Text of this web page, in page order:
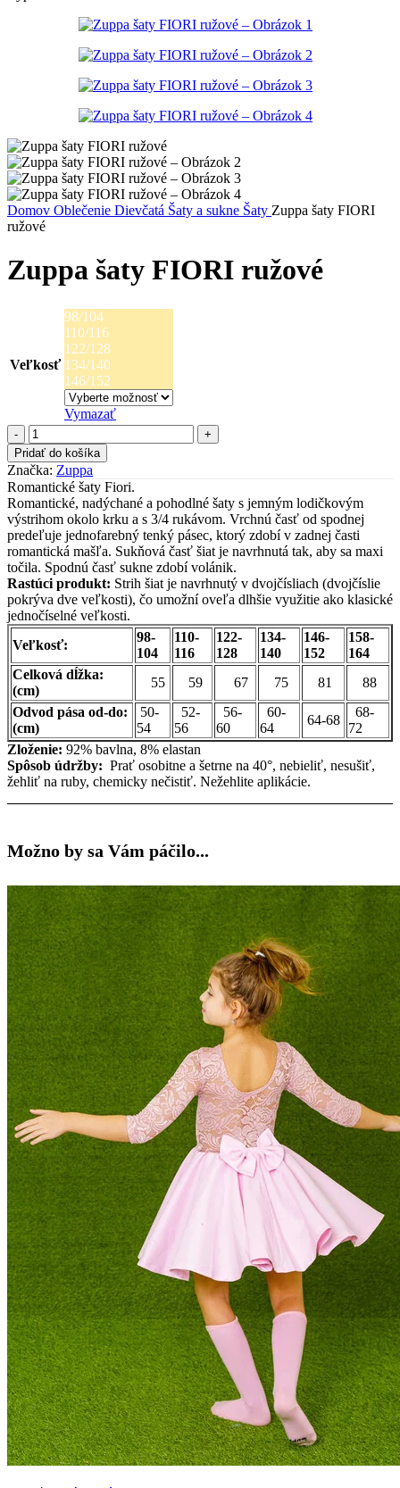
Domov Oblečenie Dievčatá Šaty a sukne Šaty Zuppa šaty FIORI
ružové
Zuppa šaty FIORI ružové
Veľkosť
98/104
110/116
122/128
134/140
146/152
Vymazať
množstvo
Zuppa
šaty
FIORI
ružové
Pridať do košíka
Značka: Zuppa
Romantické šaty Fiori.
Romantické, nadýchané a pohodlné šaty s jemným lodičkovým
výstrihom okolo krku a s 3/4 rukávom. Vrchnú časť od spodnej
predeľuje jednofarebný tenký pásec, ktorý zdobí v zadnej časti
romantická mašľa. Sukňová časť šiat je navrhnutá tak, aby sa maxi
točila. Spodnú časť sukne zdobí volánik.
Rastúci produkt: Strih šiat je navrhnutý v dvojčísliach (dvojčíslie
pokrýva dve veľkosti), čo umožní oveľa dlhšie využitie ako klasické
jednočíselné veľkosti.
Veľkosť:
98-
104
110-
116
122-
128
134-
140
146-
152
158-
164
Celková dĺžka:
(cm)
55 59 67 75 81
88
Odvod pása od-do:
(cm)
50-
54
52-
56
56-
60
60-
64
64-68
68-
72
Zloženie: 92% bavlna, 8% elastan
Spôsob údržby: Prať osobitne a šetrne na 40°, nebieliť, nesušiť,
žehliť na ruby, chemicky nečistiť. Nežehlite aplikácie.
Možno by sa Vám páčilo...